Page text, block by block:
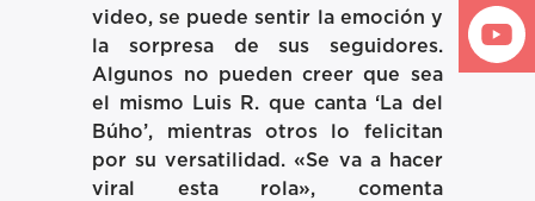
video, se puede sentir la emoción y
la sorpresa de sus seguidores.
Algunos no pueden creer que sea
el mismo Luis R. que canta ‘La del
Búho’, mientras otros lo felicitan
por su versatilidad. «Se va a hacer
viral esta rola», comenta